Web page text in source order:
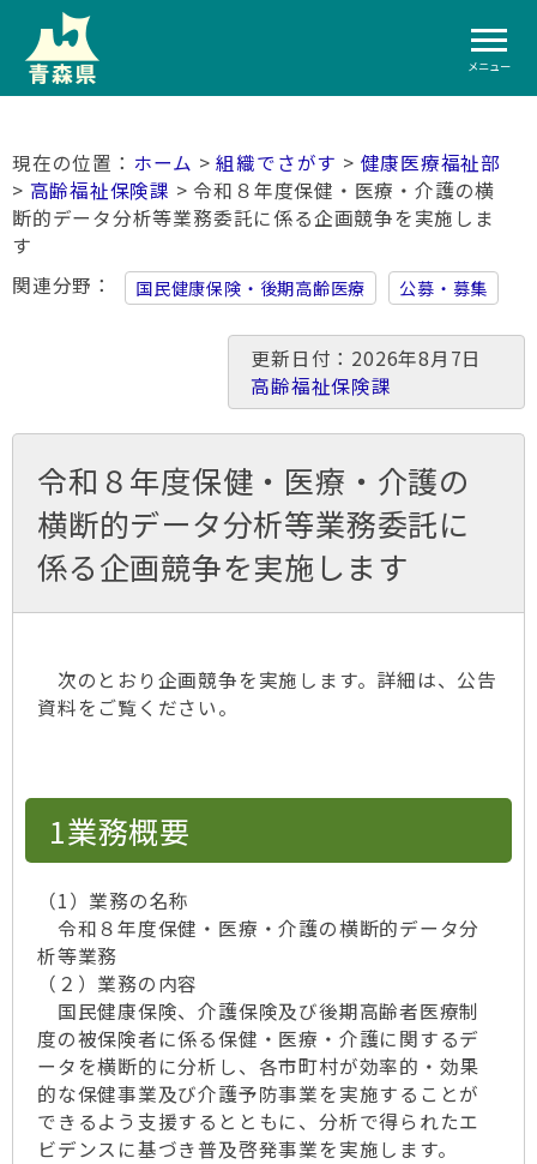
メニュー
ホーム >組織でさがす > 健康医療福祉部
> 高齢福祉保険課 > 令和８年度保健・医療・介護の横
断的データ分析等業務委託に係る企画競争を実施しま
す
関連分野
国民健康保険・後期高齢医療 公募・募集
更新日付：2026年8月7日
高齢福祉保険課
令和８年度保健・医療・介護の
横断的データ分析等業務委託に
係る企画競争を実施します
次のとおり企画競争を実施します。詳細は、公告
資料をご覧ください。
1業務概要
（1）業務の名称
令和８年度保健・医療・介護の横断的データ分
析等業務
（２）業務の内容
国民健康保険、介護保険及び後期高齢者医療制
度の被保険者に係る保健・医療・介護に関するデ
ータを横断的に分析し、各市町村が効率的・効果
的な保健事業及び介護予防事業を実施することが
できるよう支援するとともに、分析で得られたエ
ビデンスに基づき普及啓発事業を実施します。